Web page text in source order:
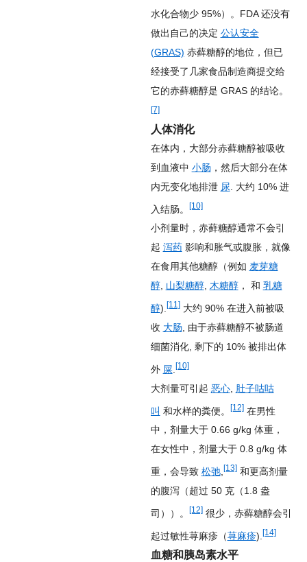
水化合物少 95%）。FDA 还没有
做出自己的决定 公认安全
(GRAS) 赤藓糖醇的地位，但已
经接受了几家食品制造商提交给
它的赤藓糖醇是 GRAS 的结论。
[7]
人体消化
在体内，大部分赤藓糖醇被吸收
到血液中 小肠，然后大部分在体
内无变化地排泄 尿 . 大约 10% 进
入结肠。 [10]
小剂量时，赤藓糖醇通常不会引
起 泻药影响和胀气或腹胀，就像
在食用其他糖醇（例如 麦芽糖
醇, 山梨糖醇, 木糖醇， 和 乳糖
醇). [11]大约 90% 在进入前被吸
收 大肠, 由于赤藓糖醇不被肠道
细菌消化, 剩下的 10% 被排出体
外 屎. [10]
大剂量可引起 恶心, 肚子咕咕
叫 和水样的粪便。 [12]在男性
中，剂量大于 0.66 g/kg 体重，
在女性中，剂量大于 0.8 g/kg 体
重，会导致 松弛, [13]和更高剂量
的腹泻（超过 50 克（1.8 盎
司））。 [12]很少，赤藓糖醇会引
起过敏性荨麻疹（荨麻疹). [14]
血糖和胰岛素水平